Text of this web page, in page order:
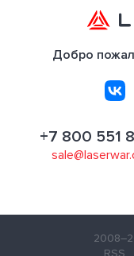
Добро
+7 800 551
RSS